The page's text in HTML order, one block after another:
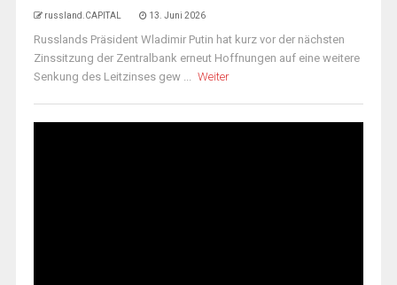
russland.CAPITAL 13. Juni 2026
Russlands Präsident Wladimir Putin hat kurz vor der nächsten
Zinssitzung der Zentralbank erneut Hoffnungen auf eine weitere
Senkung des Leitzinses gew ... Weiter